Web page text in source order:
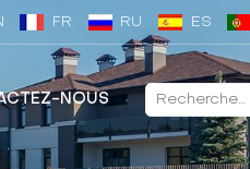
FR RU ES
NOUS